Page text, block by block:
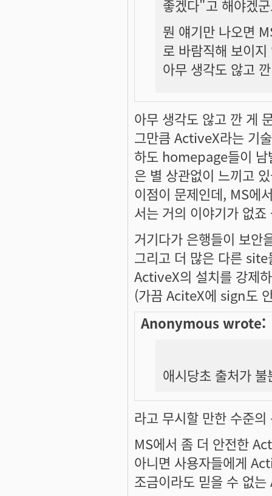
좋겠다"고 해야겠
뭔 얘기만 나오면
로 바람직해 보이
아무 생각도 않고
아무 생각도 않고 깐 게
그만큼 ActiveX라는 기
하도 homepage들이 남
은 별 상관없이 느끼고
이점이 문제인데, MS에
서는 거의 이야기가 없
거기다가 은행들이 보
그리고 더 많은 다른
ActiveX의 설치를 강제
(가끔 AciteX에 sign도
Anonymous wrote:
애시당초 출처가
라고 무시할 만한 수준
MS에서 좀 더 안전한
아니면 사용자들에게
조금이라도 믿을 수 없